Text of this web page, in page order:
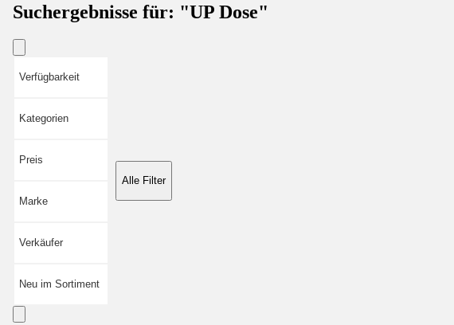
Suchergebnisse für: "UP Dose"
Verfügbarkeit
Kategorien
Preis
Marke
Verkäufer
Neu im Sortiment
Alle Filter